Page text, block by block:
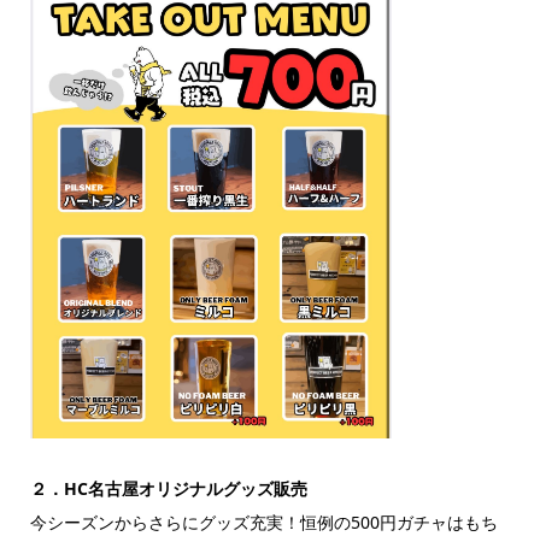
２． HC名古屋オリジナルグッズ販売
今シーズンからさらにグッズ充実！恒例の500円ガチャはもち